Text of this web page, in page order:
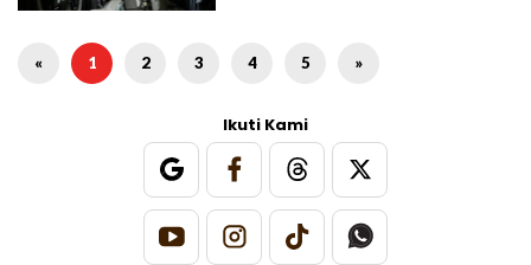
« 1 2 3 4 5 »
Ikuti Kami